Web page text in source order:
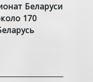
Беларуси
170